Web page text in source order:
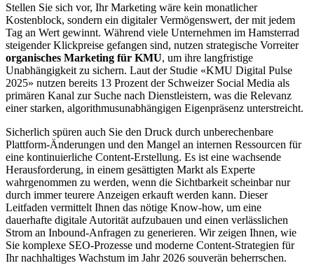
Stellen Sie sich vor, Ihr Marketing wäre kein monatlicher
Kostenblock, sondern ein digitaler Vermögenswert, der mit jedem
Tag an Wert gewinnt. Während viele Unternehmen im Hamsterrad
steigender Klickpreise gefangen sind, nutzen strategische Vorreiter
organisches Marketing für KMU, um ihre langfristige
Unabhängigkeit zu sichern. Laut der Studie «KMU Digital Pulse
2025» nutzen bereits 13 Prozent der Schweizer Social Media als
primären Kanal zur Suche nach Dienstleistern, was die Relevanz
einer starken, algorithmusunabhängigen Eigenpräsenz unterstreicht.
Sicherlich spüren auch Sie den Druck durch unberechenbare
Plattform-Änderungen und den Mangel an internen Ressourcen für
eine kontinuierliche Content-Erstellung. Es ist eine wachsende
Herausforderung, in einem gesättigten Markt als Experte
wahrgenommen zu werden, wenn die Sichtbarkeit scheinbar nur
durch immer teurere Anzeigen erkauft werden kann. Dieser
Leitfaden vermittelt Ihnen das nötige Know-how, um eine
dauerhafte digitale Autorität aufzubauen und einen verlässlichen
Strom an Inbound-Anfragen zu generieren. Wir zeigen Ihnen, wie
Sie komplexe SEO-Prozesse und moderne Content-Strategien für
Ihr nachhaltiges Wachstum im Jahr 2026 souverän beherrschen.